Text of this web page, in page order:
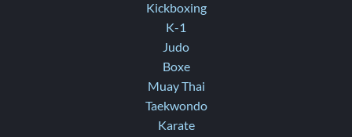
Kickboxing
K-1
Judo
Boxe
Muay Thai
Taekwondo
Karate